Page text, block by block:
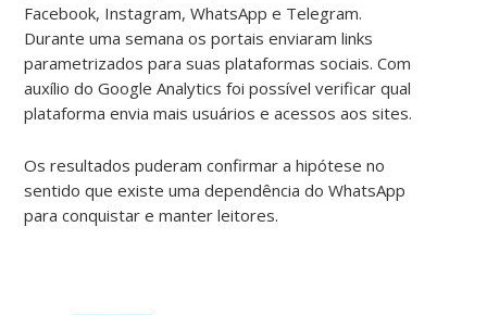
Facebook, Instagram, WhatsApp e Telegram.
Durante uma semana os portais enviaram links
parametrizados para suas plataformas sociais. Com
auxílio do Google Analytics foi possível verificar qual
plataforma envia mais usuários e acessos aos sites.
Os resultados puderam confirmar a hipótese no
sentido que existe uma dependência do WhatsApp
para conquistar e manter leitores.